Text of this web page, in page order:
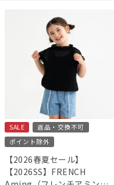
SALE
返品・交換不可
ポイント除外
【2026春夏セール】
【2026SS】FRENCH